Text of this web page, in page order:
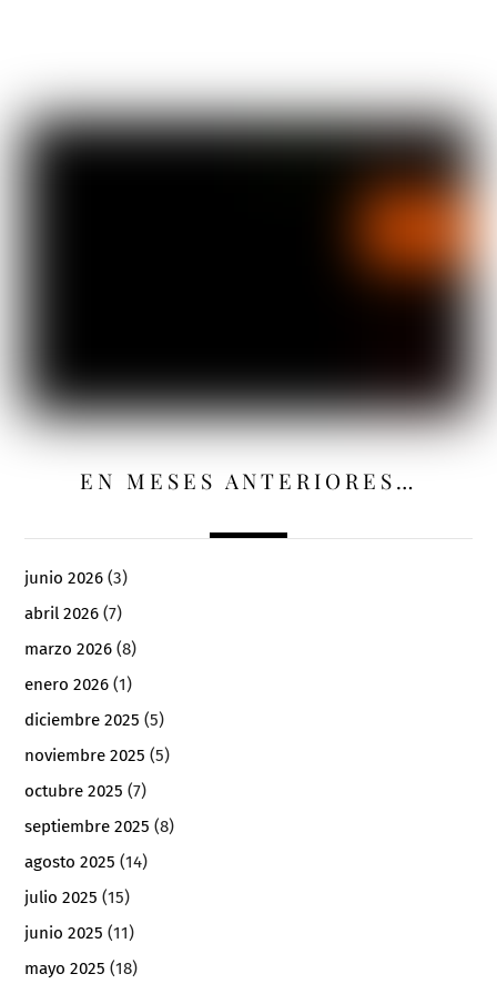
EN MESES ANTERIORES…
junio 2026 (3)
abril 2026 (7)
marzo 2026 (8)
enero 2026 (1)
diciembre 2025 (5)
noviembre 2025 (5)
octubre 2025 (7)
septiembre 2025 (8)
agosto 2025 (14)
julio 2025 (15)
junio 2025 (11)
mayo 2025 (18)